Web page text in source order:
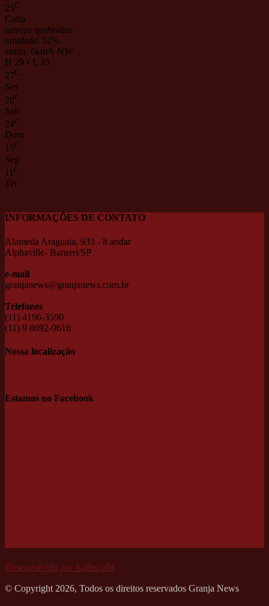
25C
Cotia
nuvens quebradas
umidade: 52%
vento: 6km/h NW
H 29 • L 25
27C
Sex
28C
Sab
24C
Dom
15C
Seg
11 C
Ter
INFORMAÇÕES DE CONTATO
Alameda Araguaia, 933 - 8 andar
Alphaville- Barueri/SP
e-mail
granjanews@granjanews.com.br
Telefones
(11) 4196-3590
(11) 9 8692-9616
Nossa localização
Estamos no Facebook
Desenvolvido por AgênciaM
© Copyright 2026, Todos os direitos reservados Granja News